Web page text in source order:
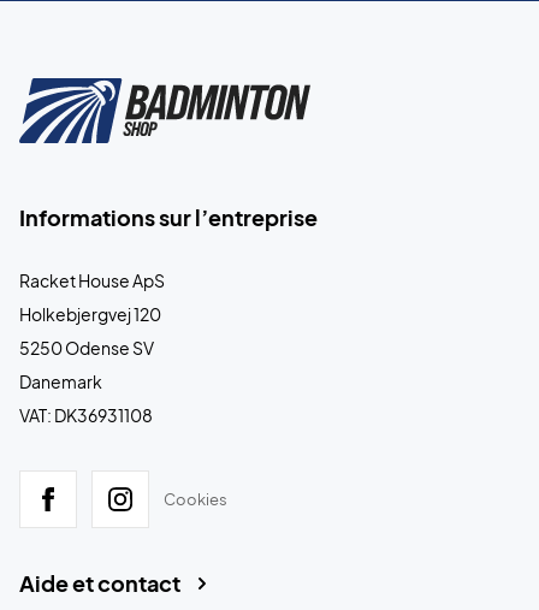
Informations sur l’entreprise
Racket House ApS
Holkebjergvej 120
5250 Odense SV
Danemark
VAT: DK36931108
Cookies
Aide et contact